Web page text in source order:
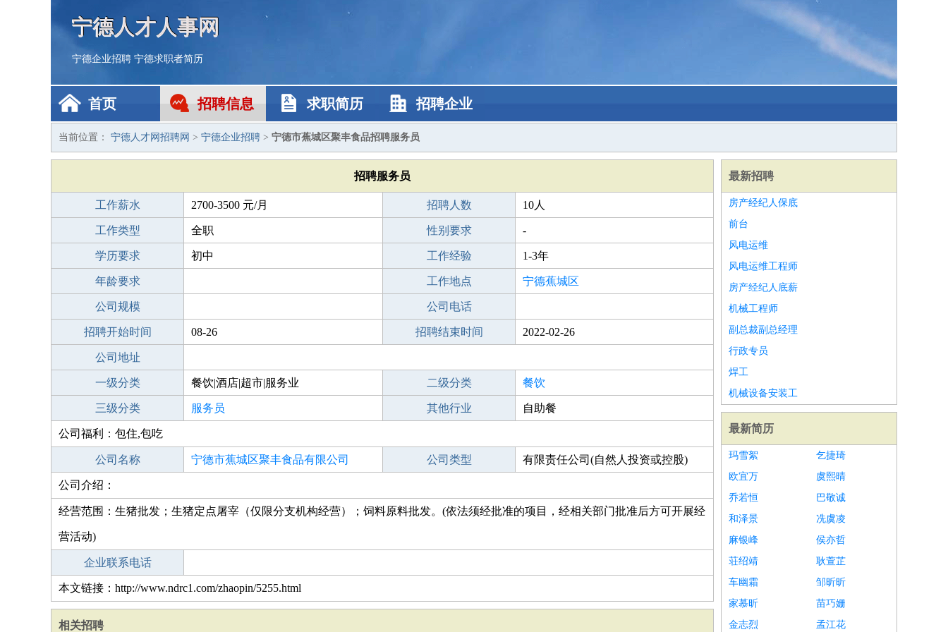
宁德人才人事网
宁德企业招聘 宁德求职者简历
首页 招聘信息 求职简历 招聘企业
当前位置： 宁德人才网招聘网 > 宁德企业招聘 > 宁德市蕉城区聚丰食品招聘服务员
招聘服务员
工作薪水 2700-3500 元/月 招聘人数 10人
工作类型 全职 性别要求 -
学历要求 初中 工作经验 1-3年
年龄要求 工作地点 宁德蕉城区
公司规模 公司电话
招聘开始时间 08-26 招聘结束时间 2022-02-26
公司地址
一级分类 餐饮|酒店|超市|服务业 二级分类 餐饮
三级分类 服务员 其他行业 自助餐
公司福利：包住,包吃
公司名称 宁德市蕉城区聚丰食品有限公司 公司类型 有限责任公司(自然人投资或控股)
公司介绍：
经营范围：生猪批发；生猪定点屠宰（仅限分支机构经营）；饲料原料批发。(依法须经批准的项目，经相关部门批准后方可开展经
营活动)
企业联系电话
本文链接：http://www.ndrc1.com/zhaopin/5255.html
相关招聘
最新招聘
房产经纪人保底
前台
风电运维
风电运维工程师
房产经纪人底薪
机械工程师
副总裁副总经理
行政专员
焊工
机械设备安装工
最新简历
玛雪絮
乞捷琦
欧宜万
虞熙晴
乔若恒
巴敬诚
和泽景
冼虞凌
麻银峰
侯亦哲
荘绍靖
耿萱芷
车幽霜
邹昕昕
家慕昕
苗巧姗
金志烈
孟江花